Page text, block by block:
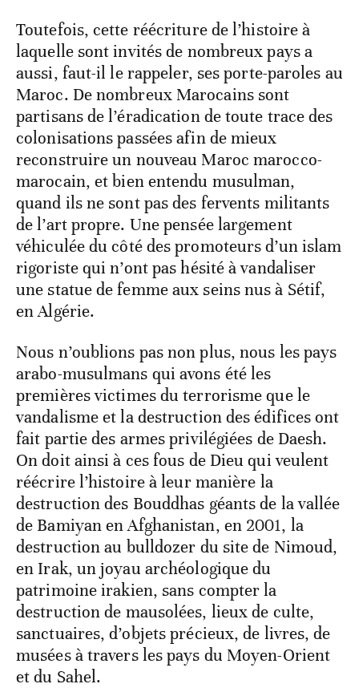
Toutefois, cette réécriture de l’histoire à
laquelle sont invités de nombreux pays a
aussi, faut-il le rappeler, ses porte-paroles au
Maroc. De nombreux Marocains sont
partisans de l’éradication de toute trace des
colonisations passées afin de mieux
reconstruire un nouveau Maroc marocco-
marocain, et bien entendu musulman,
quand ils ne sont pas des fervents militants
de l’art propre. Une pensée largement
véhiculée du côté des promoteurs d’un islam
rigoriste qui n’ont pas hésité à vandaliser
une statue de femme aux seins nus à Sétif,
en Algérie.
Nous n’oublions pas non plus, nous les pays
arabo-musulmans qui avons été les
premières victimes du terrorisme que le
vandalisme et la destruction des édifices ont
fait partie des armes privilégiées de Daesh.
On doit ainsi à ces fous de Dieu qui veulent
réécrire l’histoire à leur manière la
destruction des Bouddhas géants de la vallée
de Bamiyan en Afghanistan, en 2001, la
destruction au bulldozer du site de Nimoud,
en Irak, un joyau archéologique du
patrimoine irakien, sans compter la
destruction de mausolées, lieux de culte,
sanctuaires, d’objets précieux, de livres, de
musées à travers les pays du Moyen-Orient
et du Sahel.